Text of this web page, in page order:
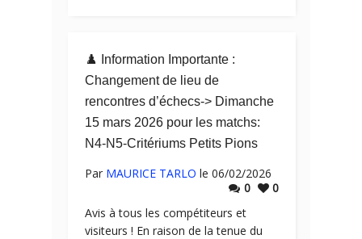
♟️ Information Importante :
Changement de lieu de
rencontres d’échecs-> Dimanche
15 mars 2026 pour les matchs:
N4-N5-Critériums Petits Pions
Par MAURICE TARLO le 06/02/2026
0
0
Avis à tous les compétiteurs et
visiteurs ! En raison de la tenue du